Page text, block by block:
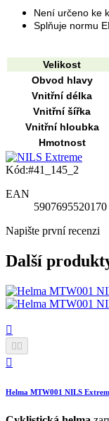
Není určeno ke
Splňuje normu
Velikost
Obvod hlavy
Vnitřní délka
Vnitřní šířka
Vnitřní hloubka
Hmotnost
Kód:#41_145_2
EAN
5907695520170
Napište první recenzi
Další



Helma MTW001 NILS